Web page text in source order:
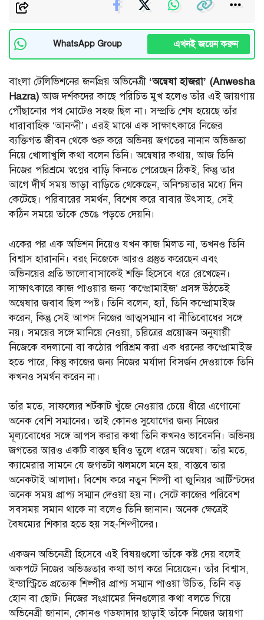
WhatsApp Group এখনই জয়েন করুন
বাংলা টেলিভিশনের জনপ্রিয় অভিনেত্রী‘অন্বেষা হাজরা’ (Anwesha
Hazra)আজ দর্শকদের কাছে পরিচিত মুখ হলেও তাঁর এই জায়গায়
পৌঁছানোর পথ মোটেও সহজ ছিল না। সম্প্রতি শেষ হয়েছে তাঁর
ধারাবাহিক ‘আনন্দী’। এরই মাঝে এক সাক্ষাৎকারে নিজের
ব্যক্তিগত জীবন থেকে শুরু করে অভিনয় জগতের নানান অভিজ্ঞতা
নিয়ে খোলাখুলি কথা বলেন তিনি। অন্বেষার কথায়, আজ তিনি
নিজের পরিশ্রমে স্বপ্নের বাড়ি কিনতে পেরেছেন ঠিকই, কিন্তু তার
আগে দীর্ঘ সময় ভাড়া বাড়িতে থেকেছেন, অনিশ্চয়তার মধ্যে দিন
কেটেছে। পরিবারের সমর্থন, বিশেষ করে বাবার উৎসাহ, সেই
কঠিন সময়ে তাঁকে ভেঙে পড়তে দেয়নি।
একের পর এক অডিশন দিয়েও যখন কাজ মিলত না, তখনও তিনি
বিশ্বাস হারাননি। বরং নিজেকে আরও প্রস্তুত করেছেন এবং
অভিনয়ের প্রতি ভালোবাসাকেই শক্তি হিসেবে ধরে রেখেছেন।
সাক্ষাৎকারে কাজ পাওয়ার জন্য ‘কম্প্রোমাইজ’ প্রসঙ্গ উঠতেই
অন্বেষার জবাব ছিল স্পষ্ট। তিনি বলেন, হ্যাঁ, তিনি কম্প্রোমাইজ
করেন, কিন্তু সেই আপস নিজের আত্মসম্মান বা নীতিবোধের সঙ্গে
নয়। সময়ের সঙ্গে মানিয়ে নেওয়া, চরিত্রের প্রয়োজন অনুযায়ী
নিজেকে বদলানো বা কঠোর পরিশ্রম করা এক ধরনের কম্প্রোমাইজ
হতে পারে, কিন্তু কাজের জন্য নিজের মর্যাদা বিসর্জন দেওয়াকে তিনি
কখনও সমর্থন করেন না।
তাঁর মতে, সাফল্যের শর্টকাট খুঁজে নেওয়ার চেয়ে ধীরে এগোনো
অনেক বেশি সম্মানের। তাই কোনও সুযোগের জন্য নিজের
মূল্যবোধের সঙ্গে আপস করার কথা তিনি কখনও ভাবেননি। অভিনয়
জগতের আরও একটি বাস্তব ছবিও তুলে ধরেন অন্বেষা। তাঁর মতে,
ক্যামেরার সামনে যে জগতটা ঝলমলে মনে হয়, বাস্তবে তার
অনেকটাই আলাদা। বিশেষ করে নতুন শিল্পী বা জুনিয়র আর্টিস্টদের
অনেক সময় প্রাপ্য সম্মান দেওয়া হয় না। সেটে কাজের পরিবেশ
সবসময় সমান থাকে না বলেও তিনি জানান। অনেক ক্ষেত্রেই
বৈষম্যের শিকার হতে হয় সহ-শিল্পীদের।
একজন অভিনেত্রী হিসেবে এই বিষয়গুলো তাঁকে কষ্ট দেয় বলেই
অকপটে নিজের অভিজ্ঞতার কথা ভাগ করে নিয়েছেন। তাঁর বিশ্বাস,
ইন্ডাস্ট্রিতে প্রত্যেক শিল্পীর প্রাপ্য সম্মান পাওয়া উচিত, তিনি বড়
হোন বা ছোট। নিজের সংগ্রামের দিনগুলোর কথা বলতে গিয়ে
অভিনেত্রী জানান, কোনও গডফাদার ছাড়াই তাঁকে নিজের জায়গা